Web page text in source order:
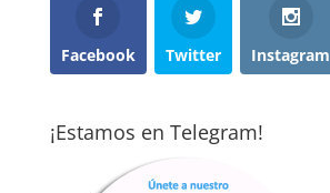
Facebook Twitter Instagram
¡Estamos en Telegram!